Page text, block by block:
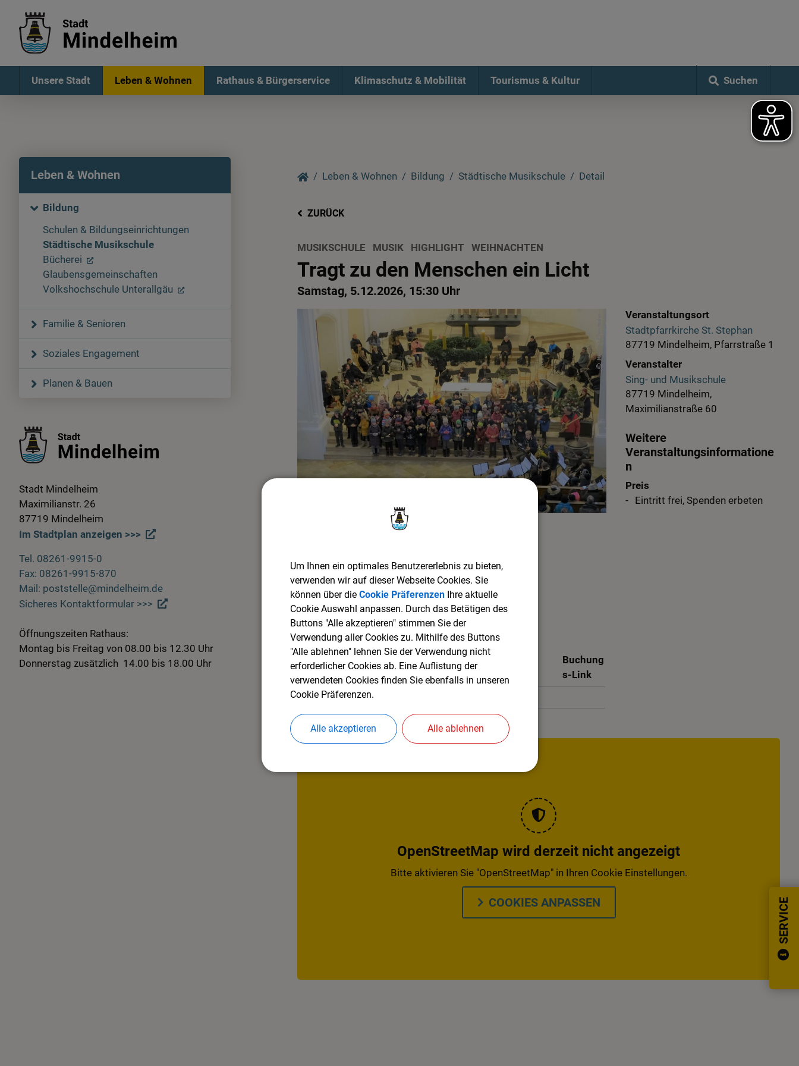
Suchen
Unsere Stadt Leben & Wohnen Rathaus & Bürgerservice Klimaschutz & Mobilität Tourismus & Kultur
SERVICE
Leben & Wohnen
Bildung
Schulen & Bildungseinrichtungen
Städtische Musikschule
Bücherei
Glaubensgemeinschaften
Volkshochschule Unterallgäu
Familie & Senioren
Soziales Engagement
Planen & Bauen
Stadt Mindelheim
Maximilianstr. 26
87719 Mindelheim
Im Stadtplan anzeigen >>>
Tel. 08261-9915-0
Fax: 08261-9915-870
Mail: poststelle@mindelheim.de
Sicheres Kontaktformular >>>
Öffnungszeiten Rathaus:
Montag bis Freitag von 08.00 bis 12.30 Uhr
Donnerstag zusätzlich 14.00 bis 18.00 Uhr
Leben & Wohnen Bildung Städtische Musikschule Detail
ZURÜCK
MUSIKSCHULE MUSIK HIGHLIGHT WEIHNACHTEN
Tragt zu den Menschen ein Licht
Samstag, 5.12.2026, 15:30 Uhr
Helmut Ellenrieder
Benefizkonzert
Termine
Datum Uhrzeit
Buchung
s-Link
05.12.2026
15:30
Veranstaltungsort
Stadtpfarrkirche St. Stephan
87719 Mindelheim, Pfarrstraße 1
Veranstalter
Sing- und Musikschule
87719 Mindelheim,
Maximilianstraße 60
Weitere
Veranstaltungsinformatione
n
Preis
Eintritt frei, Spenden erbeten
OpenStreetMap wird derzeit nicht angezeigt
Bitte aktivieren Sie "OpenStreetMap" in Ihren Cookie Einstellungen.
COOKIES ANPASSEN
Um Ihnen ein optimales Benutzererlebnis zu bieten,
verwenden wir auf dieser Webseite Cookies. Sie
können über die Cookie PräferenzenIhre aktuelle
Cookie Auswahl anpassen. Durch das Betätigen des
Buttons "Alle akzeptieren" stimmen Sie der
Verwendung aller Cookies zu. Mithilfe des Buttons
"Alle ablehnen" lehnen Sie der Verwendung nicht
erforderlicher Cookies ab. Eine Auflistung der
verwendeten Cookies finden Sie ebenfalls in unseren
Cookie Präferenzen.
Alle akzeptieren Alle ablehnen